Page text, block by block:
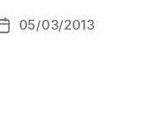
Data05/03/2013